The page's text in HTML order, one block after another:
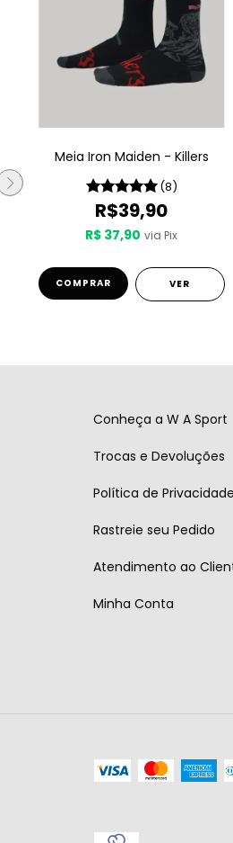
Meia Iron Maiden - Killers
(8)
R$39,90
R$ 37,90 via Pix
COMPRAR VER
Conheça a W A Sport
Trocas e Devoluções
Política de Privacidade
Rastreie seu Pedido
Atendimento ao
Minha Conta